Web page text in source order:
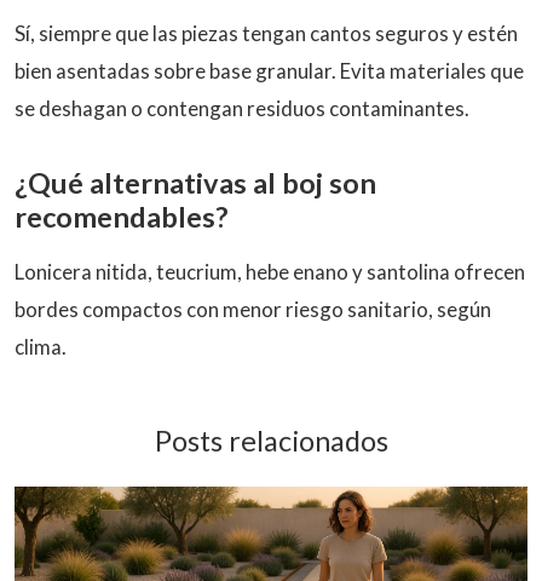
Sí, siempre que las piezas tengan cantos seguros y estén
bien asentadas sobre base granular. Evita materiales que
se deshagan o contengan residuos contaminantes.
¿Qué alternativas al boj son
recomendables?
Lonicera nitida, teucrium, hebe enano y santolina ofrecen
bordes compactos con menor riesgo sanitario, según
clima.
Posts relacionados